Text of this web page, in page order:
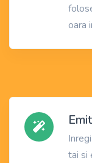
oara
tai si